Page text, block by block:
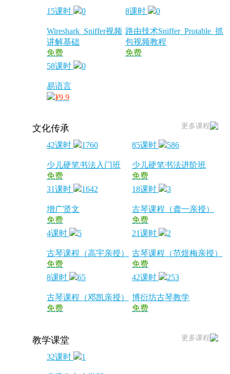
15课时 0
Wireshark_Sniffer视频
讲解基础
免费
8课时 0
路由技术Sniffer_Protable_抓
包视频教程
免费
58课时
0
易语言
¥9.9
更多课程
文化传承
42课时 1760
少儿硬笔书法入门班
免费
85课时 586
少儿硬笔书法进阶班
免费
31课时
1642
增广贤文
免费
18课时 3
古琴课程（龚一亲授）
免费
4课时
5
古琴课程（高宇亲授）
免费
21课时 2
古琴课程（范煜梅亲授）
免费
8课时
65
古琴课程（邓凯亲授）
免费
42课时 253
博衍坊古琴教学
免费
更多课程
教学课堂
32课时 1